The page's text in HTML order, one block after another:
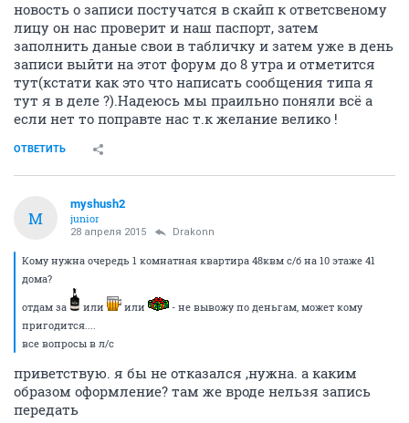
отдам за или или
- не вывожу по деньгам,
может кому пригодится....
все вопросы в л/с
ОТВЕТИТЬ
A
member
нашей семьи и очень хотим записатся .Мы как
понимаем процедура следующая тут- как появится
новость о записи постучатся в скайп к ответсвеному
лицу он нас проверит и наш паспорт, затем
заполнить даные свои в табличку и затем уже в день
записи выйти на этот форум до 8 утра и отметится
тут(кстати как это что написать сообщения типа я
тут я в деле ?).Надеюсь мы праильно поняли всё а
если нет то поправте нас т.к желание велико !
ОТВЕТИТЬ